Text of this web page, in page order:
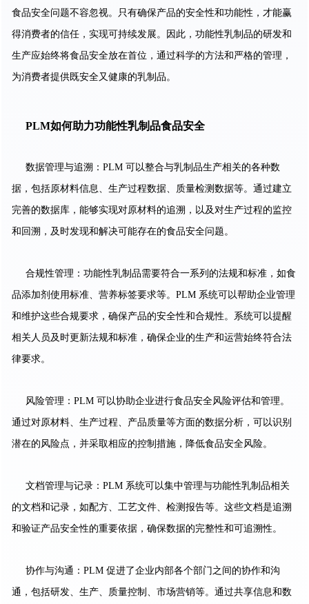
食品安全问题不容忽视。只有确保产品的安全性和功能性，才能赢
得消费者的信任，实现可持续发展。因此，功能性乳制品的研发和
生产应始终将食品安全放在首位，通过科学的方法和严格的管理，
为消费者提供既安全又健康的乳制品。
PLM如何助力功能性乳制品食品安全
数据管理与追溯：PLM 可以整合与乳制品生产相关的各种数
据，包括原材料信息、生产过程数据、质量检测数据等。通过建立
完善的数据库，能够实现对原材料的追溯，以及对生产过程的监控
和回溯，及时发现和解决可能存在的食品安全问题。
合规性管理：功能性乳制品需要符合一系列的法规和标准，如食
品添加剂使用标准、营养标签要求等。PLM 系统可以帮助企业管理
和维护这些合规要求，确保产品的安全性和合规性。系统可以提醒
相关人员及时更新法规和标准，确保企业的生产和运营始终符合法
律要求。
风险管理：PLM 可以协助企业进行食品安全风险评估和管理。
通过对原材料、生产过程、产品质量等方面的数据分析，可以识别
潜在的风险点，并采取相应的控制措施，降低食品安全风险。
文档管理与记录：PLM 系统可以集中管理与功能性乳制品相关
的文档和记录，如配方、工艺文件、检测报告等。这些文档是追溯
和验证产品安全性的重要依据，确保数据的完整性和可追溯性。
协作与沟通：PLM 促进了企业内部各个部门之间的协作和沟
通，包括研发、生产、质量控制、市场营销等。通过共享信息和数